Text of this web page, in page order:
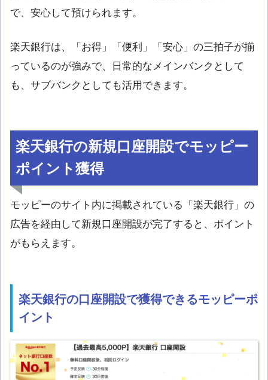
で、安心して預けられます。
楽天銀行は、「お得」「便利」「安心」の三拍子が揃
っているのが強みで、日常的なメインバンクとして
も、サブバンクとしても活用できます。
楽天銀行の新規口座開設でモッピー
ポイント獲得
モッピーのサイト内に掲載されている「楽天銀行」の
広告を経由して新規口座開設が完了すると、ポイント
がもらえます。
楽天銀行の口座開設で獲得できるモッピーポ
イント